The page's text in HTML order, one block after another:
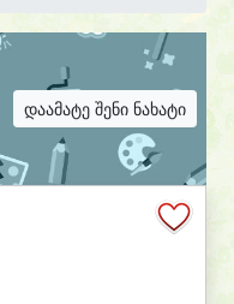
დაამატე შენი ნახატი